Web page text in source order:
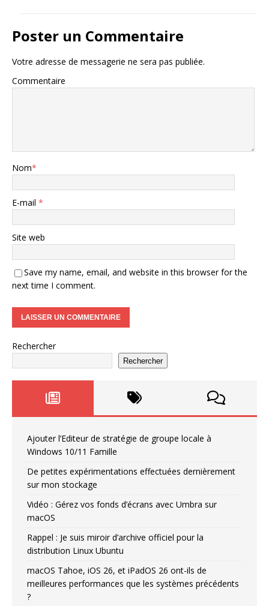
Poster un Commentaire
Votre adresse de messagerie ne sera pas publiée.
Commentaire
Nom*
E-mail *
Site web
Save my name, email, and website in this browser for the
next time I comment.
Rechercher
Rechercher
Ajouter l’Editeur de stratégie de groupe locale à
Windows 10/11 Famille
De petites expérimentations effectuées dernièrement
sur mon stockage
Vidéo : Gérez vos fonds d’écrans avec Umbra sur
macOS
Rappel : Je suis miroir d’archive officiel pour la
distribution Linux Ubuntu
macOS Tahoe, iOS 26, et iPadOS 26 ont-ils de
meilleures performances que les systèmes précédents
?